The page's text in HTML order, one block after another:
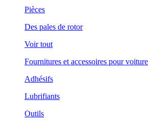
Pièces
Des pales de rotor
Voir tout
Fournitures et accessoires pour
Adhésifs
Lubrifiants
Outils